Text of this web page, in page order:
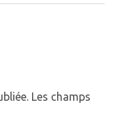
Les champs